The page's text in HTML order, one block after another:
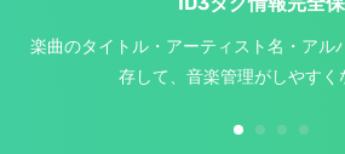
楽曲のタイトル・アーティスト名・アル
存して、音楽管理がしやすく